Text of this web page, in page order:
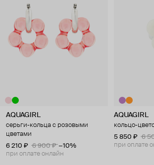
AQUAGIRL
серьги-кольца с розовыми
цветами
6 210 ₽
6 900 ₽ −10%
при оплате онлайн
AQUAGIRL
кольцо-
5 850 ₽
6
при оплате